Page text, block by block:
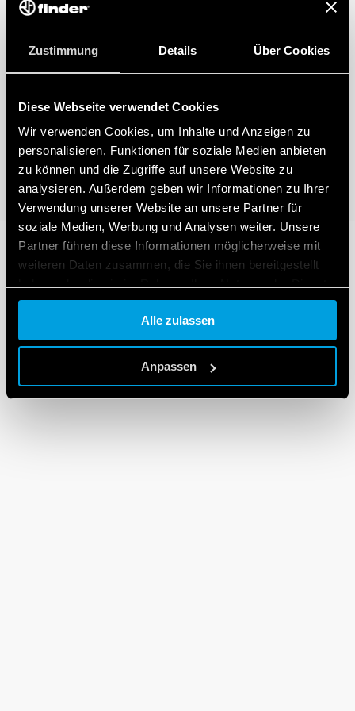
Zustimmung Details Über Cookies
Diese Webseite verwendet Cookies
Wir verwenden Cookies, um Inhalte und Anzeigen zu
personalisieren, Funktionen für soziale Medien anbieten
zu können und die Zugriffe auf unsere Website zu
analysieren. Außerdem geben wir Informationen zu Ihrer
Verwendung unserer Website an unsere Partner für
soziale Medien, Werbung und Analysen weiter. Unsere
Partner führen diese Informationen möglicherweise mit
weiteren Daten zusammen, die Sie ihnen bereitgestellt
gesammelt haben.
Cookie policy.
Alle zulassen
Anpassen